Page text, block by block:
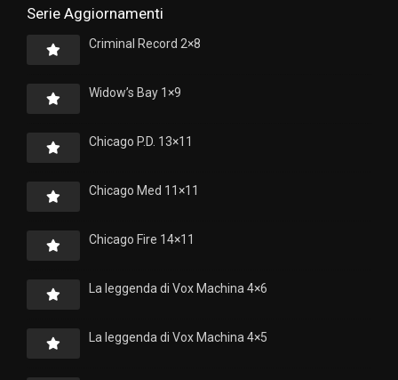
Serie Aggiornamenti
Criminal Record 2×8
Widow’s Bay 1×9
Chicago P.D. 13×11
Chicago Med 11×11
Chicago Fire 14×11
La leggenda di Vox Machina 4×6
La leggenda di Vox Machina 4×5